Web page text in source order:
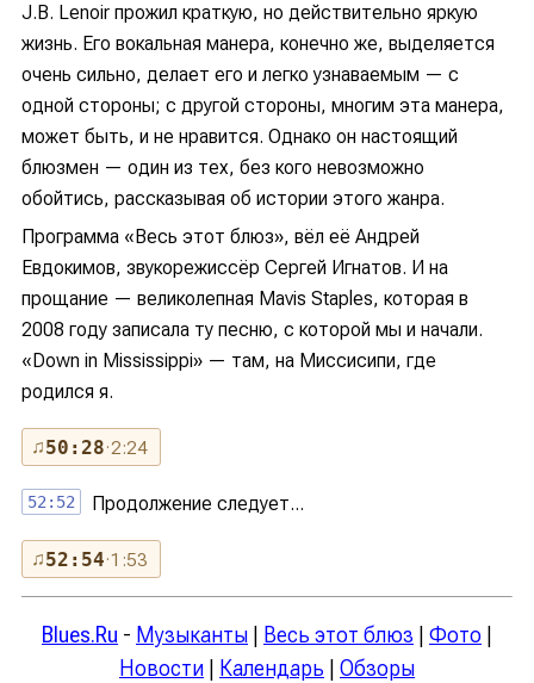
J.B. Lenoir прожил краткую, но действительно яркую
жизнь. Его вокальная манера, конечно же, выделяется
очень сильно, делает его и легко узнаваемым — с
одной стороны; с другой стороны, многим эта манера,
может быть, и не нравится. Однако он настоящий
блюзмен — один из тех, без кого невозможно
обойтись, рассказывая об истории этого жанра.
Программа «Весь этот блюз», вёл её Андрей
Евдокимов, звукорежиссёр Сергей Игнатов. И на
прощание — великолепная Mavis Staples, которая в
2008 году записала ту песню, с которой мы и начали.
«Down in Mississippi» — там, на Миссисипи, где
родился я.
♫50:28· 2:24
52:52 Продолжение следует...
♫52:54· 1:53
Blues.Ru - Музыканты | Весь этот блюз | Фото |
Новости | Календарь | Обзоры